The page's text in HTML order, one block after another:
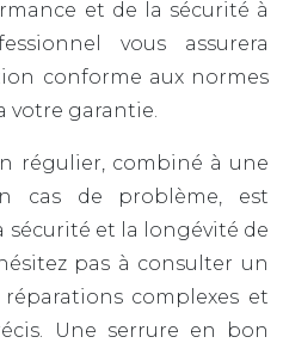
et de la sécurité à
vous assurera
conforme aux normes
votre garantie.
régulier, combiné à une
cas de problème, est
sécurité et la longévité de
pas à consulter un
complexes et
Une serrure en bon